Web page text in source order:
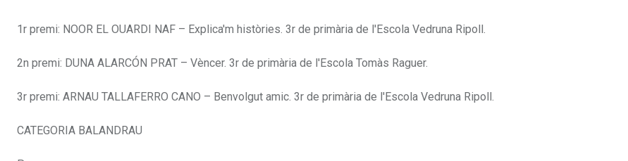
1r premi: NOOR EL OUARDI NAF – Explica'm històries. 3r de primària de l'Escola Vedruna Ripoll.
2n premi: DUNA ALARCÓN PRAT – Vèncer. 3r de primària de l'Escola Tomàs Raguer.
3r premi: ARNAU TALLAFERRO CANO – Benvolgut amic. 3r de primària de l'Escola Vedruna Ripoll.
CATEGORIA BALANDRAU